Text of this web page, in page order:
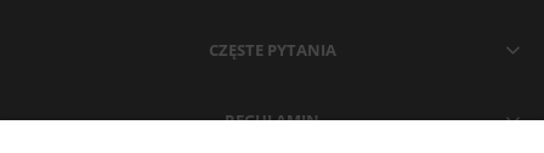
CZĘSTE PYTANIA
REGULAMIN